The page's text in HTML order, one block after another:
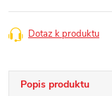
Dotaz k produktu
Popis produktu